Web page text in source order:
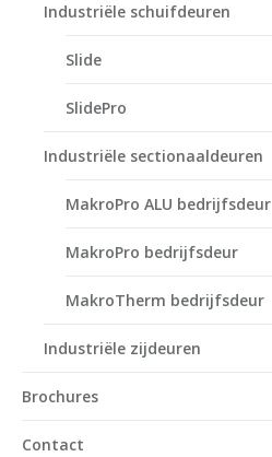
Industriële schuifdeuren
Slide
SlidePro
Industriële sectionaaldeuren
MakroPro ALU bedrijfsdeur
MakroPro bedrijfsdeur
MakroTherm bedrijfsdeur
Industriële zijdeuren
Brochures
Contact